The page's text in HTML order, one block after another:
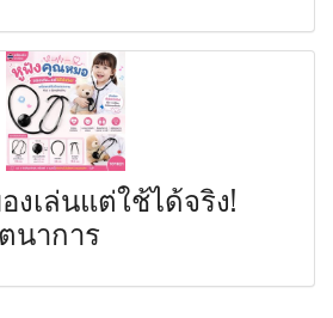
เล่นแต่ใช้ได้จริง!
นาการ